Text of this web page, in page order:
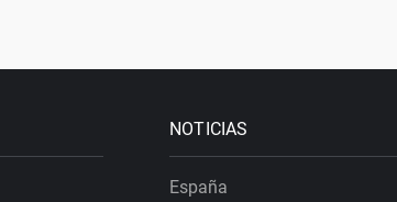
NOTICIAS
España